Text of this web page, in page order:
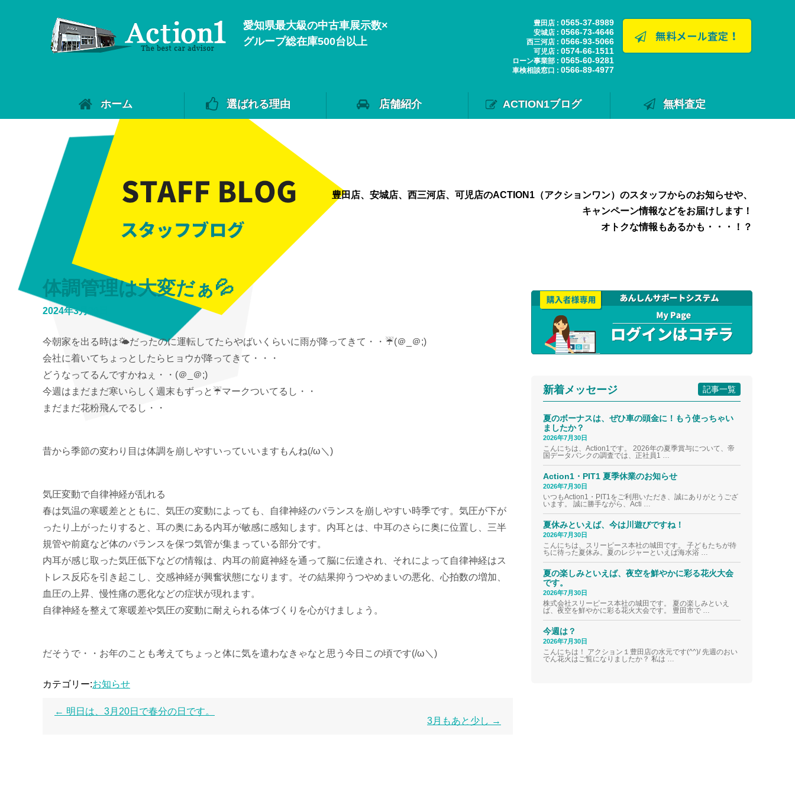
愛知県最大級の中古車展示数×
グループ総在庫500台以上
豊田店 : 0565-37-8989
安城店 : 0566-73-4646
西三河店 : 0566-93-5066
可児店 : 0574-66-1511
ローン事業部 : 0565-60-9281
車検相談窓口 : 0566-89-4977
ホーム 選ばれる理由 店舗紹介 ACTION1ブログ 無料査定
豊田店、安城店、西三河店、可児店のACTION1（アクションワン）のスタッフからのお知らせや、
キャンペーン情報などをお届けします！
オトクな情報もあるかも・・・！？
体調管理は大変だぁ💦
2024年3月20日
今朝家を出る時は🌤だったのに運転してたらやばいくらいに雨が降ってきて・・☔(＠_＠;)
会社に着いてちょっとしたらヒョウが降ってきて・・・
どうなってるんですかねぇ・・(＠_＠;)
今週はまだまだ寒いらしく週末もずっと☔マークついてるし・・
まだまだ花粉飛んでるし・・
昔から季節の変わり目は体調を崩しやすいっていいますもんね(/ω＼)
気圧変動で自律神経が乱れる
春は気温の寒暖差とともに、気圧の変動によっても、自律神経のバランスを崩しやすい時季です。気圧が下が
ったり上がったりすると、耳の奥にある内耳が敏感に感知します。内耳とは、中耳のさらに奥に位置し、三半
規管や前庭など体のバランスを保つ気管が集まっている部分です。
内耳が感じ取った気圧低下などの情報は、内耳の前庭神経を通って脳に伝達され、それによって自律神経はス
トレス反応を引き起こし、交感神経が興奮状態になります。その結果抑うつやめまいの悪化、心拍数の増加、
血圧の上昇、慢性痛の悪化などの症状が現れます。
自律神経を整えて寒暖差や気圧の変動に耐えられる体づくりを心がけましょう。
だそうで・・お年のことも考えてちょっと体に気を遣わなきゃなと思う今日この頃です(/ω＼)
カテゴリー:お知らせ
← 明日は、3月20日で春分の日です。
3月もあと少し →
記事一覧
新着メッセージ
夏のボーナスは、ぜひ車の頭金に！もう使っちゃい
ましたか？
2026年7月30日
こんにちは、Action1です。 2026年の夏季賞与について、帝
国データバンクの調査では、正社員1 …
Action1・PIT1 夏季休業のお知らせ
2026年7月30日
いつもAction1・PIT1をご利用いただき、誠にありがとうござ
います。 誠に勝手ながら、Acti …
夏休みといえば、今は川遊びですね！
2026年7月30日
こんにちは、スリーピース本社の城田です。 子どもたちが待
ちに待った夏休み。夏のレジャーといえば海水浴 …
夏の楽しみといえば、夜空を鮮やかに彩る花火大会
です。
2026年7月30日
株式会社スリーピース本社の城田です。 夏の楽しみといえ
ば、夜空を鮮やかに彩る花火大会です。 豊田市で …
今週は？
2026年7月30日
こんにちは！ アクション１豊田店の水元です(^^)/ 先週のおい
でん花火はご覧になりましたか？ 私は …